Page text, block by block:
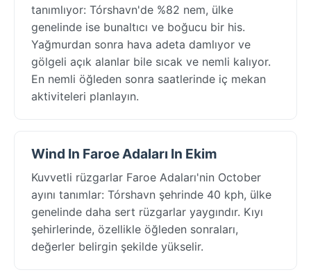
tanımlıyor: Tórshavn'de %82 nem, ülke
genelinde ise bunaltıcı ve boğucu bir his.
Yağmurdan sonra hava adeta damlıyor ve
gölgeli açık alanlar bile sıcak ve nemli kalıyor.
En nemli öğleden sonra saatlerinde iç mekan
aktiviteleri planlayın.
Wind In Faroe Adaları In Ekim
Kuvvetli rüzgarlar Faroe Adaları'nin October
ayını tanımlar: Tórshavn şehrinde 40 kph, ülke
genelinde daha sert rüzgarlar yaygındır. Kıyı
şehirlerinde, özellikle öğleden sonraları,
değerler belirgin şekilde yükselir.